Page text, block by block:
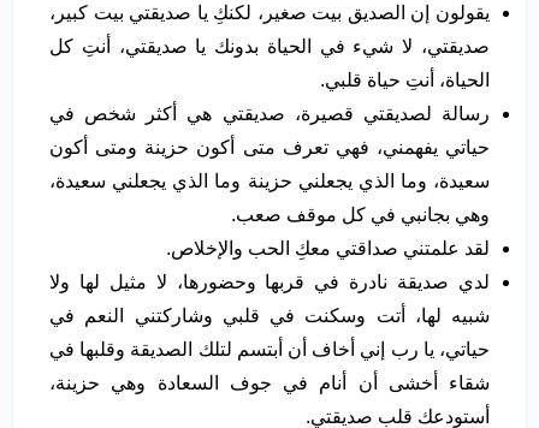
يقولون إن الصديق بيت صغير، لكنكِ يا صديقتي بيت كبير،
صديقتي، لا شيء في الحياة بدونك يا صديقتي، أنتِ كل
الحياة، أنتِ حياة قلبي.
رسالة لصديقتي قصيرة، صديقتي هي أكثر شخص في
حياتي يفهمني، فهي تعرف متى أكون حزينة ومتى أكون
سعيدة، وما الذي يجعلني حزينة وما الذي يجعلني سعيدة،
وهي بجانبي في كل موقف صعب.
لقد علمتني صداقتي معكِ الحب والإخلاص.
لدي صديقة نادرة في قربها وحضورها، لا مثيل لها ولا
شبيه لها، أتت وسكنت في قلبي وشاركتني النعم في
حياتي، يا رب إني أخاف أن أبتسم لتلك الصديقة وقلبها في
شقاء أخشى أن أنام في جوف السعادة وهي حزينة،
أستودعك قلب صديقتي.